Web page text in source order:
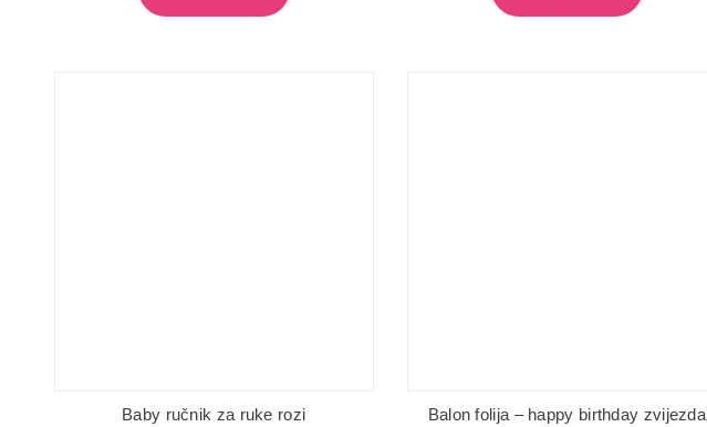
Baby ručnik za ruke rozi Balon folija – happy birthday zvijezda